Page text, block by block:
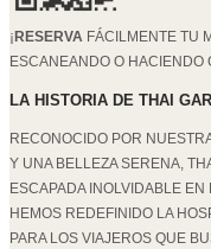
¡ RESERVA FÁCILMENTE TU
ESCANEANDO O HACIENDO
LA HISTORIA DE THAI
RECONOCIDO POR
Y UNA BELLEZA SERENA,
ESCAPADA INOLVIDABLE
HEMOS REDEFINIDO LA
PARA LOS VIAJEROS QUE